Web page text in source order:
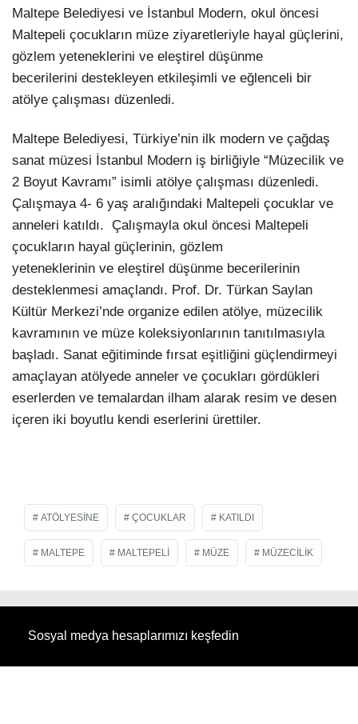
Pinterest
Dribbble
Maltepe Belediyesi ve İstanbul Modern, okul öncesi
Maltepeli çocukların müze ziyaretleriyle hayal güçlerini,
gözlem yeteneklerini ve eleştirel düşünme
becerilerini destekleyen etkileşimli ve eğlenceli bir
atölye çalışması düzenledi.
Maltepe Belediyesi, Türkiye’nin ilk modern ve çağdaş
sanat müzesi İstanbul Modern iş birliğiyle “Müzecilik ve
2 Boyut Kavramı” isimli atölye çalışması düzenledi.
Çalışmaya 4- 6 yaş aralığındaki Maltepeli çocuklar ve
anneleri katıldı. Çalışmayla okul öncesi Maltepeli
çocukların hayal güçlerinin, gözlem
yeteneklerinin ve eleştirel düşünme becerilerinin
desteklenmesi amaçlandı. Prof. Dr. Türkan Saylan
Kültür Merkezi’nde organize edilen atölye, müzecilik
kavramının ve müze koleksiyonlarının tanıtılmasıyla
başladı. Sanat eğitiminde fırsat eşitliğini güçlendirmeyi
amaçlayan atölyede anneler ve çocukları gördükleri
eserlerden ve temalardan ilham alarak resim ve desen
içeren iki boyutlu kendi eserlerini ürettiler.
ATÖLYESINE ÇOCUKLAR KATILDI
MALTEPE MALTEPELI MÜZE MÜZECILIK
Sosyal medya hesaplarımızı keşfedin